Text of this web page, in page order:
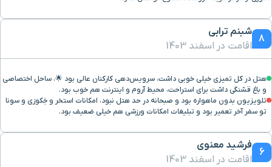
8
شبنم ترابی
اقامت در اسفند 1403
هتل در کل تمیزی خیلی خوبی داشت، سرویس‌دهی کارکنان عالی بود 🌟، ساحل اختصاصی
و باغ قشنگی داشت برای استراحت، محیط آروم و اینترنت هم خوب بود.
تلویزیون بدون ماهواره بود و صبحانه در حد هتل نبود، امکانات استخر و جَکوزی و سونا
تو سفر آخر تعمیر بود و تبلیغات امکانات ورزشی هم خیلی ضعیف بود.
6
فرشید معنوی
اقامت در اسفند 1403